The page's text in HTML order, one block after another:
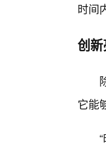
时间
创
它能